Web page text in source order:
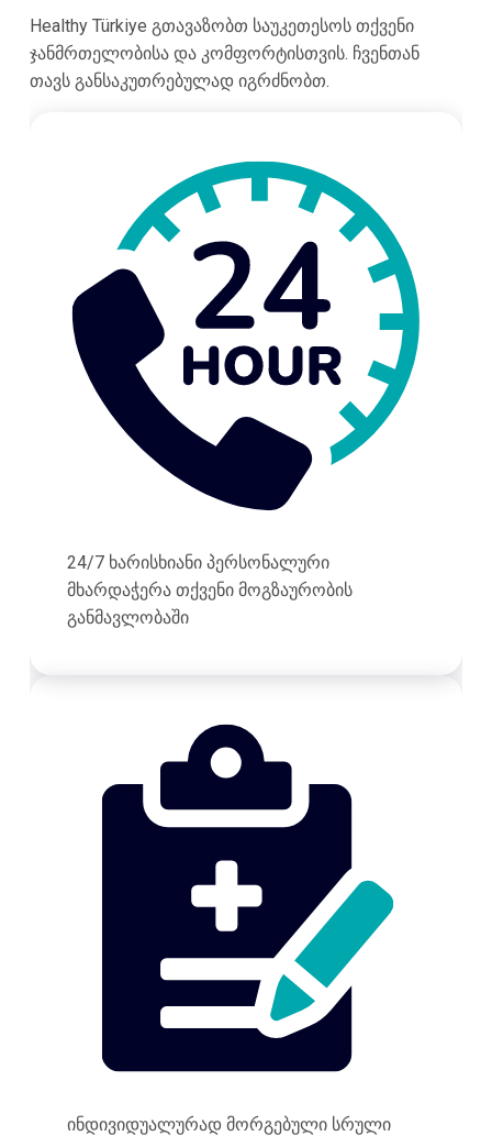
Healthy Türkiye გთავაზობთ საუკეთესოს თქვენი
ჯანმრთელობისა და კომფორტისთვის. ჩვენთან
თავს განსაკუთრებულად იგრძნობთ.
24/7 ხარისხიანი პერსონალური
მხარდაჭერა თქვენი მოგზაურობის
განმავლობაში
ინდივიდუალურად მორგებული სრული